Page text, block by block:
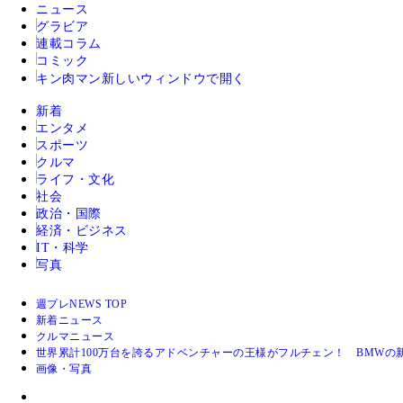
ニュース
グラビア
連載コラム
コミック
キン肉マン 新しいウィンドウで開く
新着
エンタメ
スポーツ
クルマ
ライフ・文化
社会
政治・国際
経済・ビジネス
IT・科学
写真
週プレNEWS TOP
新着ニュース
クルマニュース
世界累計100万台を誇るアドベンチャーの王様がフルチェン！ BMWの
画像・写真